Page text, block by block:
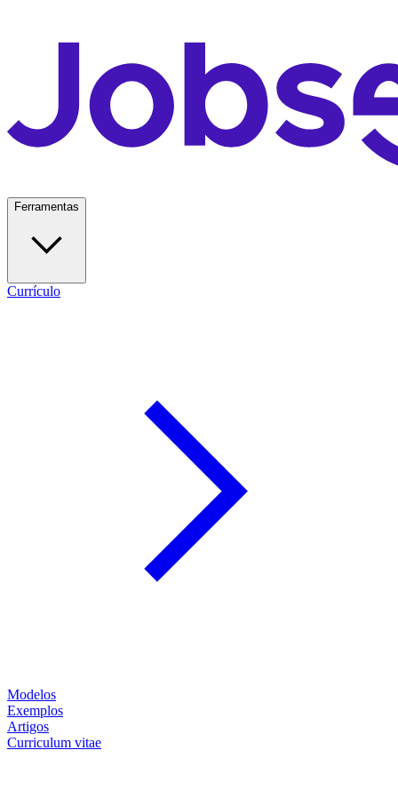
Ferramentas
Currículo
Modelos
Exemplos
Artigos
Curriculum vitae